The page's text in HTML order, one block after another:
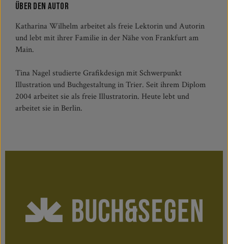
Über den Autor
Katharina Wilhelm arbeitet als freie Lektorin und Autorin
und lebt mit ihrer Familie in der Nähe von Frankfurt am
Main.
Tina Nagel studierte Grafikdesign mit Schwerpunkt
Illustration und Buchgestaltung in Trier. Seit ihrem Diplom
2004 arbeitet sie als freie Illustratorin. Heute lebt und
arbeitet sie in Berlin.